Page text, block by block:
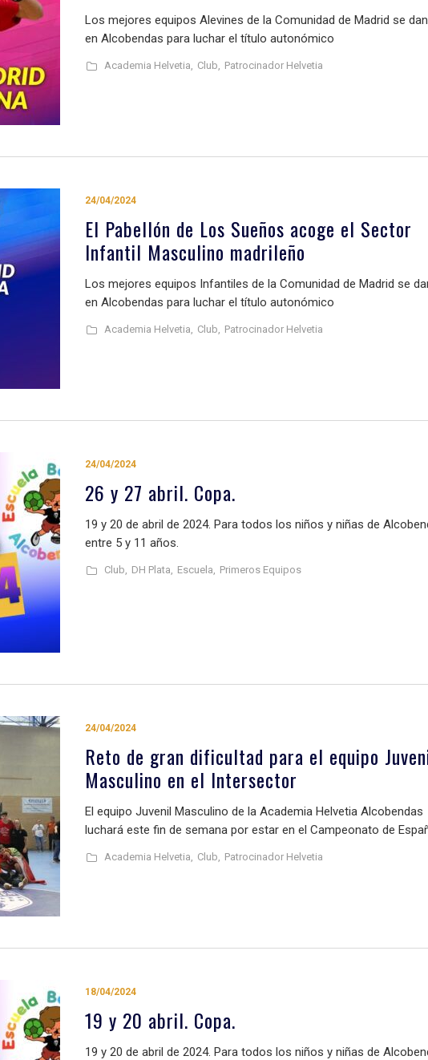
Los mejores equipos Alevines de la Comunidad de Madrid se
en Alcobendas para luchar el título autonómico
Academia Helvetia, Club, Patrocinador Helvetia
24/04/2024
El Pabellón de Los Sueños acoge el Sector
Infantil Masculino madrileño
Los mejores equipos Infantiles de la Comunidad de Madrid se
en Alcobendas para luchar el título autonómico
Academia Helvetia, Club, Patrocinador Helvetia
24/04/2024
26 y 27 abril. Copa.
19 y 20 de abril de 2024. Para todos los niños y niñas de
entre 5 y 11 años.
Club, DH Plata, Escuela, Primeros Equipos
24/04/2024
Reto de gran dificultad para el equipo
Masculino en el Intersector
El equipo Juvenil Masculino de la Academia Helvetia Alcobendas
luchará este fin de semana por estar en el Campeonato de
Academia Helvetia, Club, Patrocinador Helvetia
18/04/2024
19 y 20 abril. Copa.
19 y 20 de abril de 2024. Para todos los niños y niñas de